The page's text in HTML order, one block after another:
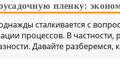
пленку:
сталкивается с
процессов. В
Давайте разберемся,